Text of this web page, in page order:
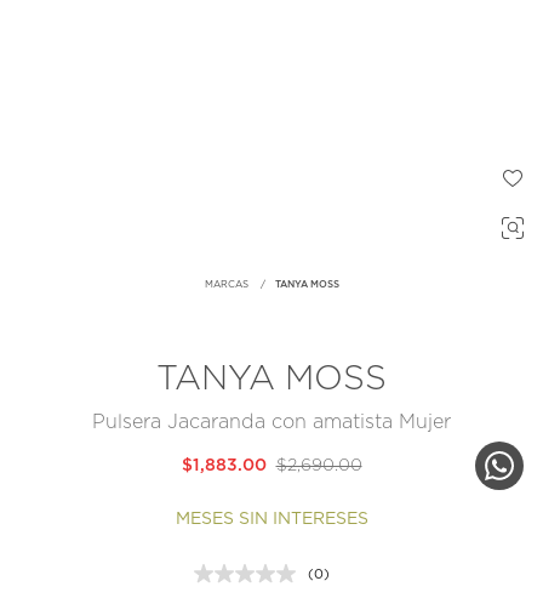
MARCAS TANYA MOSS
TANYA MOSS
Pulsera Jacaranda con amatista Mujer
$2,690.00
$1,883.00
MESES SIN INTERESES
Sin
(0)